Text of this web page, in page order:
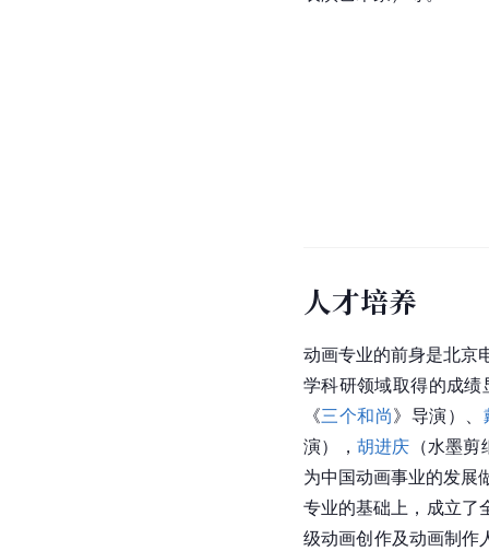
人才培养
动画专业的前身是北京
学科研领域取得的成
《三个和尚》导演）、
演）， 胡进庆 （水墨
为中国动画事业的发
专业的基础上，成立了
级动画创作及动画制作